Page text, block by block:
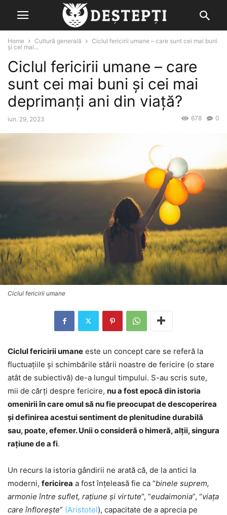
Home Cultură generală
Ciclul fericirii umane – care sunt cei mai buni
şi cei mai...
Ciclul fericirii umane – care
sunt cei mai buni şi cei mai
deprimanţi ani din viaţă?
iun. 29, 2023 0
678
Ciclul fericirii umane
Ciclul fericirii umane este un concept care se referă la
fluctuațiile și schimbările stării noastre de fericire (o stare
atât de subiectivă) de-a lungul timpului. S-au scris sute,
mii de cărţi despre fericire, nu a fost epocă din istoria
omenirii în care omul să nu fie preocupat de descoperirea
şi definirea acestui sentiment de plenitudine durabilă
sau, poate, efemer. Unii o consideră o himeră, alţii, singura
raţiune de a fi.
Un recurs la istoria gândirii ne arată că, de la antici la
moderni, fericirea a fost înţeleasă fie ca “binele suprem,
armonie între suflet, raţiune şi virtute”, “eudaimonia”, “viaţa
care înfloreşte” (Aristotel), capacitate de a aprecia pe